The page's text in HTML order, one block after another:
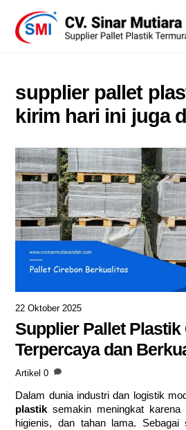
content
supplier pallet
kirim hari ini juga
22 Oktober 2025
Supplier Pallet Plastik
Terpercaya dan
Artikel 0
Dalam dunia industri dan logistik
plastik semakin meningkat karena
higienis, dan tahan lama. Sebagai